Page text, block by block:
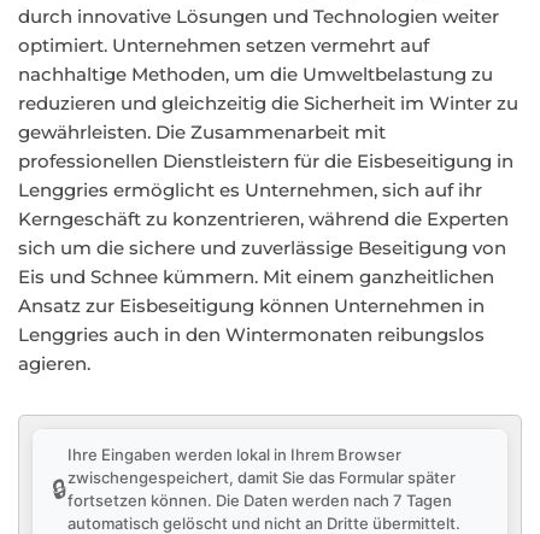
durch innovative Lösungen und Technologien weiter
optimiert. Unternehmen setzen vermehrt auf
nachhaltige Methoden, um die Umweltbelastung zu
reduzieren und gleichzeitig die Sicherheit im Winter zu
gewährleisten. Die Zusammenarbeit mit
professionellen Dienstleistern für die Eisbeseitigung in
Lenggries ermöglicht es Unternehmen, sich auf ihr
Kerngeschäft zu konzentrieren, während die Experten
sich um die sichere und zuverlässige Beseitigung von
Eis und Schnee kümmern. Mit einem ganzheitlichen
Ansatz zur Eisbeseitigung können Unternehmen in
Lenggries auch in den Wintermonaten reibungslos
agieren.
🔒
Ihre Eingaben werden lokal in Ihrem Browser
zwischengespeichert, damit Sie das Formular später
fortsetzen können. Die Daten werden nach 7 Tagen
automatisch gelöscht und nicht an Dritte übermittelt.